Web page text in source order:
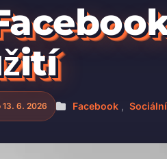
6. 2026 Facebook